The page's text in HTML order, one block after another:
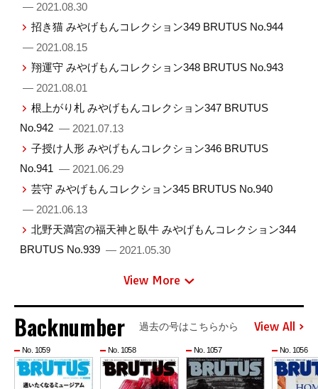
— 2021.08.30
招き猫 みやげもんコレクション349 BRUTUS No.944
— 2021.08.15
翔運守 みやげもんコレクション348 BRUTUS No.943
— 2021.08.01
根上がり札 みやげもんコレクション347 BRUTUS
No.942 — 2021.07.13
子授け人形 みやげもんコレクション346 BRUTUS
No.941 — 2021.06.29
芸守 みやげもんコレクション345 BRUTUS No.940
— 2021.06.13
北野天満宮の福天神と臥牛 みやげもんコレクション344
BRUTUS No.939 — 2021.05.30
View More
Backnumber 過去の号はこちらから View All
No. 1059 No. 1058 No. 1057 No. 1056